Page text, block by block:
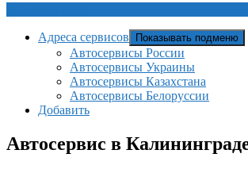
Адреса сервисов Показывать подменю
Автосервисы России
Автосервисы Украины
Автосервисы Казахстана
Автосервисы Белоруссии
Добавить
Автосервис в